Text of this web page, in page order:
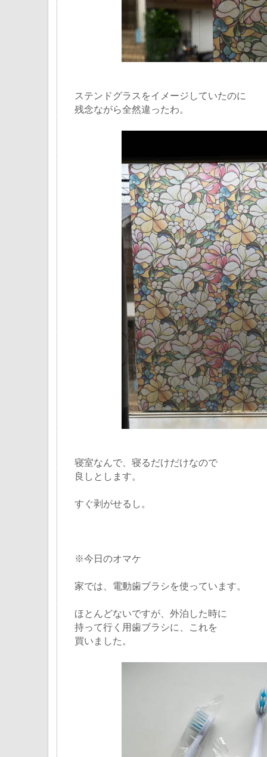
ステンドグラスをイメージしていたのに
残念ながら全然違ったわ。
寝室なんで、寝るだけだけなので
良しとします。
すぐ剥がせるし。
※今日のオマケ
家では、電動歯ブラシを使っています。
ほとんどないですが、外泊した時に
持って行く用歯ブラシに、これを
買いました。